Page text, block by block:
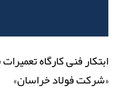
ابتکار فنی کارگاه
«شرکت فولاد خراسان»